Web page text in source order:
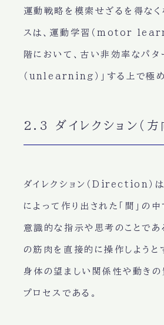
運動戦略を模索せざるを得なく
スは、運動学習（motor
階において、古い非効率なパタ
（unlearning）」する上で極め
2.3 ダイレクション（方
ダイレクション（Direction）は
によって作り出された「間」の
意識的な指示や思考のことであ
の筋肉を直接的に操作しようと
身体の望ましい関係性や動きの
プロセスである。